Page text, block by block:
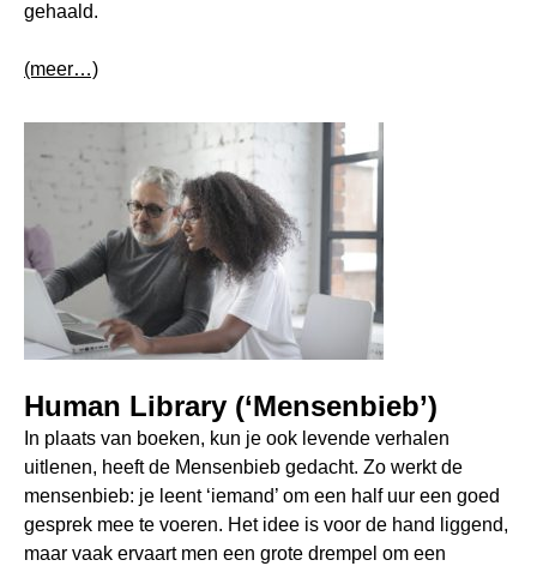
gehaald.
(meer…)
Human Library (‘Mensenbieb’)
In plaats van boeken, kun je ook levende verhalen
uitlenen, heeft de Mensenbieb gedacht. Zo werkt de
mensenbieb: je leent ‘iemand’ om een half uur een goed
gesprek mee te voeren. Het idee is voor de hand liggend,
maar vaak ervaart men een grote drempel om een